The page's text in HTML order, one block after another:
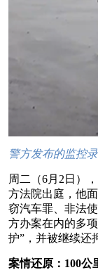
警方发布的监控
周二（6月2日）
方法院出庭，他
窃汽车罪、非法
方办案在内的多
护”，并被继续还
案情还原：100公